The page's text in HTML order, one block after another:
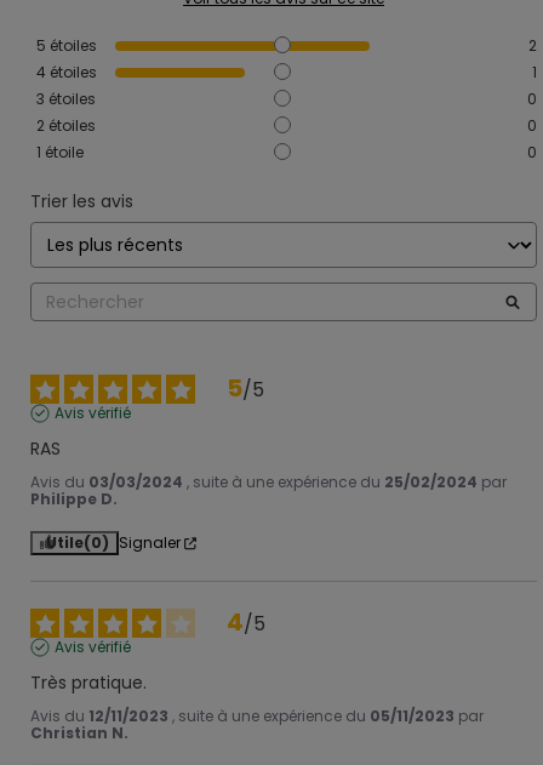
5 étoiles
2
4 étoiles
1
3 étoiles
0
2 étoiles
0
1 étoile 0
Trier les avis
5/5
Avis vérifié
RAS
Avis du 03/03/2024 , suite à une expérience du 25/02/2024 par
Philippe D.
Utile(0) Signaler
4/5
Avis vérifié
Très pratique.
Avis du 12/11/2023 , suite à une expérience du 05/11/2023 par
Christian N.